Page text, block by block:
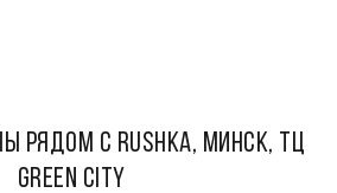
РЯДОМ С Rushka, Минск, ТЦ
Green City